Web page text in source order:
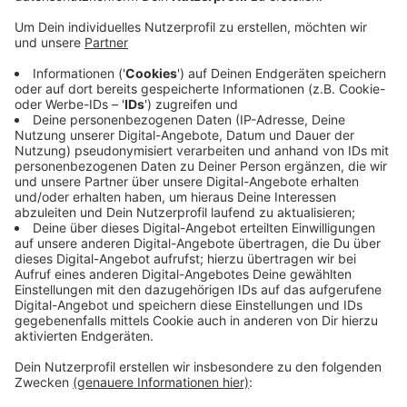
Anzeige
Kein Zusammenhang mit Messerangriff
Anzeige
Fahndungsmaßnahmen unter Hinzuziehen eines
Polizeihubschraubers und starken Polizeikräften
verlief negativ. Die Ermittlungen dauern an.
Anzeige